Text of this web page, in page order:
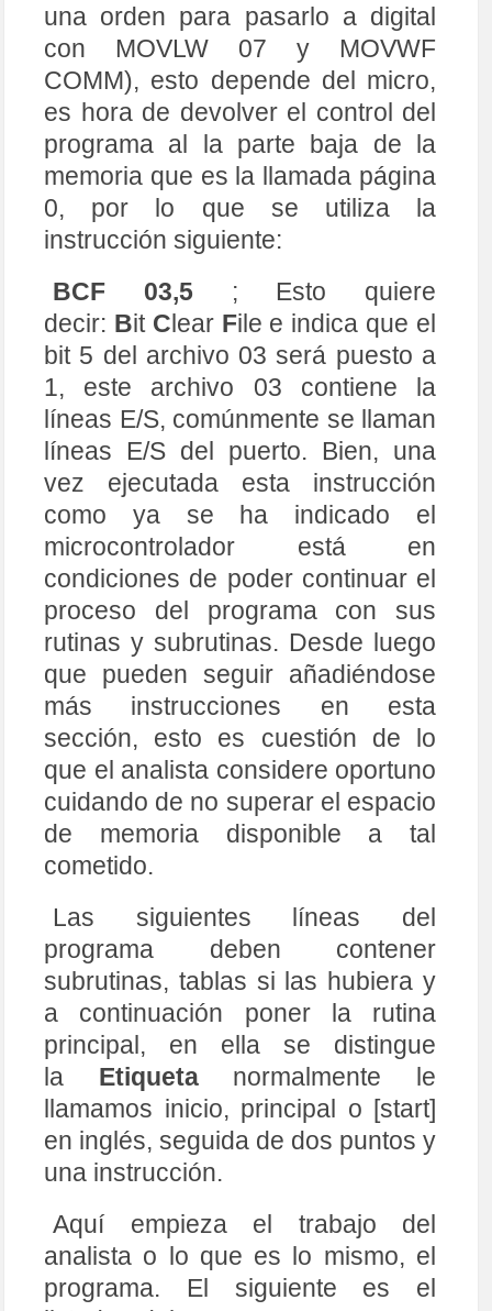
una orden para pasarlo a digital
con MOVLW 07 y MOVWF
COMM), esto depende del micro,
es hora de devolver el control del
programa al la parte baja de la
memoria que es la llamada página
0, por lo que se utiliza la
instrucción siguiente:
BCF 03,5 ; Esto quiere
decir: Bit Clear File e indica que el
bit 5 del archivo 03 será puesto a
1, este archivo 03 contiene la
líneas E/S, comúnmente se llaman
líneas E/S del puerto. Bien, una
vez ejecutada esta instrucción
como ya se ha indicado el
microcontrolador está en
condiciones de poder continuar el
proceso del programa con sus
rutinas y subrutinas. Desde luego
que pueden seguir añadiéndose
más instrucciones en esta
sección, esto es cuestión de lo
que el analista considere oportuno
cuidando de no superar el espacio
de memoria disponible a tal
cometido.
Las siguientes líneas del
programa deben contener
subrutinas, tablas si las hubiera y
a continuación poner la rutina
principal, en ella se distingue
la Etiquetanormalmente le
llamamos inicio, principal o [start]
en inglés, seguida de dos puntos y
una instrucción.
Aquí empieza el trabajo del
analista o lo que es lo mismo, el
programa. El siguiente es el